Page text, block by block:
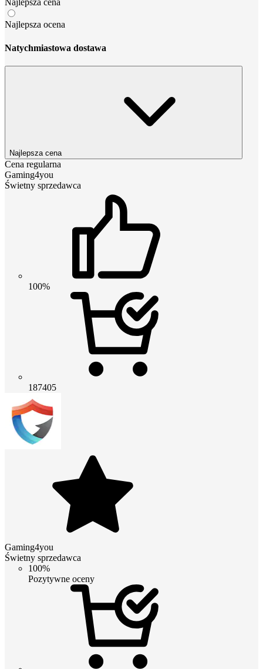
Najlepsza cena
Najlepsza ocena
Natychmiastowa dostawa
Najlepsza cena
Cena regularna
Gaming4you
Świetny sprzedawca
100%
187405
Gaming4you
Świetny sprzedawca
100%
Pozytywne oceny